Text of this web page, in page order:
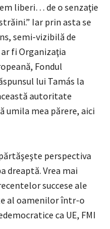
liberi… de o senzaţie
Iar prin asta se
semi-vizibilă de
fi Organizaţia
Fondul
lui Tamás la
autoritate
umila mea părere, aici
perspectiva
dreaptă. Vrea mai
succese ale
al oamenilor într-o
ca UE, FMI